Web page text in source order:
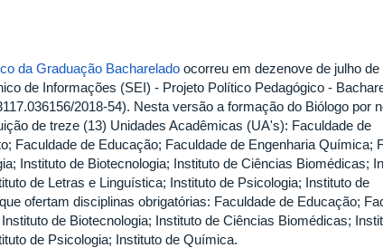
da Graduação Bacharelado ocorreu em dezenove de julho de
de Informações (SEI) - Projeto Político Pedagógico -
2018-54). Nesta versão a formação do Biólogo por
de treze (13) Unidades Acadêmicas (UA's): Faculdade de
Faculdade de Educação; Faculdade de Engenharia Química;
Instituto de Biotecnologia; Instituto de Ciências Biomédicas;
de Letras e Linguística; Instituto de Psicologia; Instituto de
ofertam disciplinas obrigatórias: Faculdade de Educação;
de Biotecnologia; Instituto de Ciências Biomédicas;
de Psicologia; Instituto de Química.